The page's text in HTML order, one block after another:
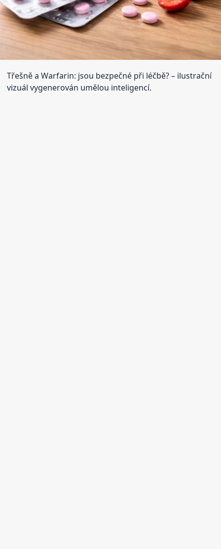
Třešně a Warfarin: jsou bezpečné při léčbě?– ilustrační
vizuál vygenerován umělou inteligencí.